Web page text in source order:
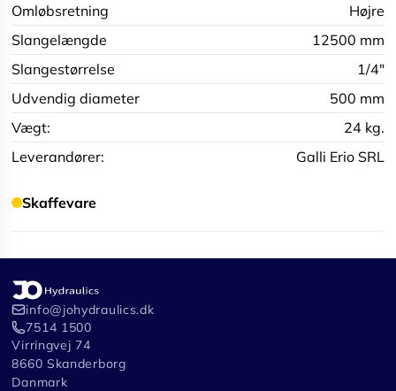
Omløbsretning
Højre
Slangelængde
12500 mm
Slangestørrelse
1/4"
Udvendig diameter
500 mm
Vægt:
24 kg.
Leverandører:
Galli Erio SRL
Skaffevare
info@johydraulics.dk
7514 1500
Virringvej 74
8660 Skanderborg
Danmark